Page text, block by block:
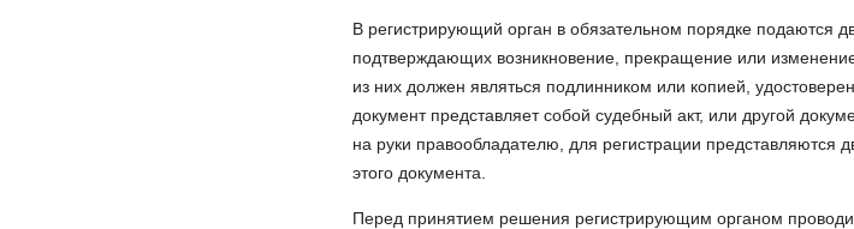
В регистрирующий орган в обязательном порядке подаются
подтверждающих возникновение, прекращение или
из них должен являться подлинником или копией,
документ представляет собой судебный акт, или другой
на руки правообладателю, для регистрации представляются
этого документа.
Перед принятием решения регистрирующим органом